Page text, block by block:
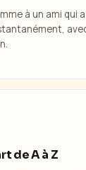
à un ami qui
de A à Z